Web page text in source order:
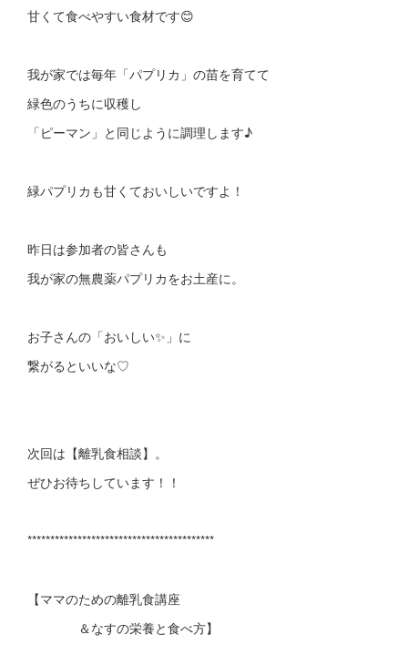
甘くて食べやすい食材です😊
我が家では毎年「パプリカ」の苗を育てて
緑色のうちに収穫し
「ピーマン」と同じように調理します♪
緑パプリカも甘くておいしいですよ！
昨日は参加者の皆さんも
我が家の無農薬パプリカをお土産に。
お子さんの「おいしい✨」に
繋がるといいな♡
次回は【離乳食相談】。
ぜひお待ちしています！！
*****************************************
【ママのための離乳食講座
＆なすの栄養と食べ方】